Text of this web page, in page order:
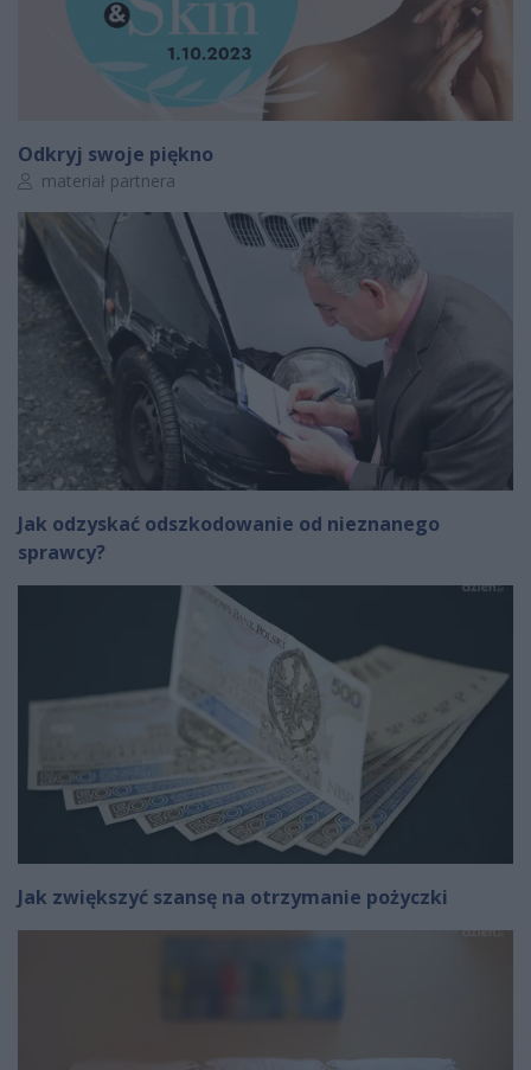
Odkryj swoje piękno
Autor artykułu:
materiał partnera
Jak odzyskać odszkodowanie od nieznanego
sprawcy?
Jak zwiększyć szansę na otrzymanie pożyczki